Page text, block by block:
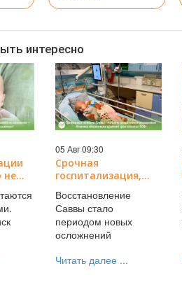
интересно
не
ждёт
05 Авг 09:30
Срочная
госпитализация,
РАКа и тяжёлая
новость от клиники!
Восстановление
Саввы стало
периодом новых
осложнений
Читать далее ...